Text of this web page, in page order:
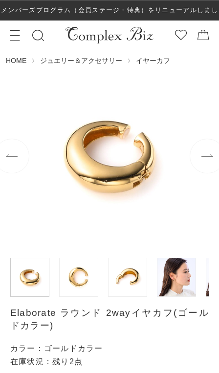
メンバーズプログラム（会員ステージ・特典）をリニューアルしまし
た！
HOME ジュエリー＆アクセサリー イヤーカフ
Elaborate ラウンド 2wayイヤカフ(ゴール
ドカラー)
カラー ： ゴールドカラー
在庫状況：残り2点